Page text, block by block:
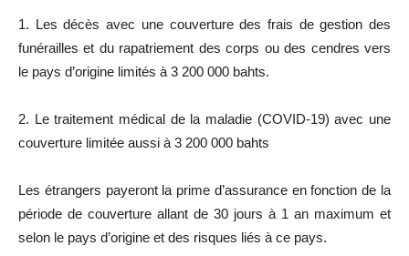
1. Les décès avec une couverture des frais de gestion des
funérailles et du rapatriement des corps ou des cendres vers
le pays d’origine limités à 3 200 000 bahts.
2. Le traitement médical de la maladie (COVID-19) avec une
couverture limitée aussi à 3 200 000 bahts
Les étrangers payeront la prime d’assurance en fonction de la
période de couverture allant de 30 jours à 1 an maximum et
selon le pays d’origine et des risques liés à ce pays.